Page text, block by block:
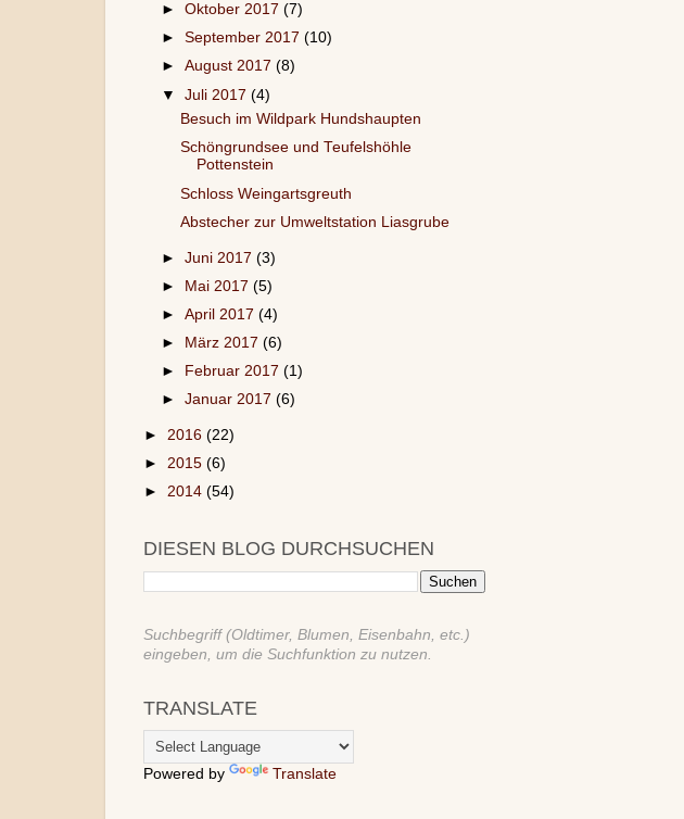
►Oktober 2017(7)
►September 2017(10)
►August 2017(8)
▼Juli 2017(4)
Besuch im Wildpark Hundshaupten
Schöngrundsee und Teufelshöhle
Pottenstein
Schloss Weingartsgreuth
Abstecher zur Umweltstation Liasgrube
►Juni 2017(3)
► Mai 2017(5)
►April 2017(4)
►
März 2017(6)
►
Februar 2017(1)
►Januar 2017(6)
► 2016 (22)
► 2015 (6)
► 2014 (54)
DIESEN BLOG DURCHSUCHEN
Suchbegriff (Oldtimer, Blumen, Eisenbahn, etc.)
eingeben, um die Suchfunktion zu nutzen.
TRANSLATE
Powered by Translate